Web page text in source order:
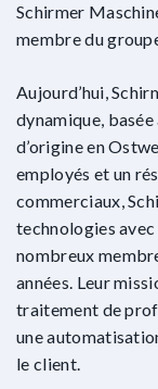
Schirmer
membre du
Aujourd’hui,
dynamique,
d’origine en
employés et un
commerciaux,
technologies
nombreux
années. Leur
traitement de
une
le client.